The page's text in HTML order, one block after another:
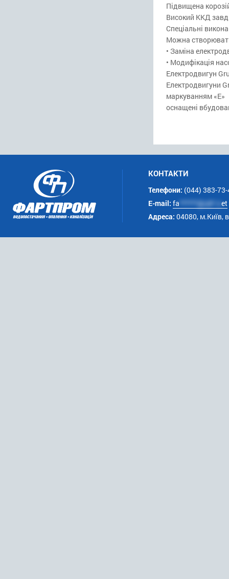
Підвищена
Високий ККД
Спеціальні
Можна створювати
• Заміна
• Модифікація
Електродвигун
Електродвигуни
маркуванням «Е»
оснащені
КОНТАКТИ
Телефони: (044) 383-
E-mail: fa ******@uk*.net
Адреса: 04080, м.Київ,